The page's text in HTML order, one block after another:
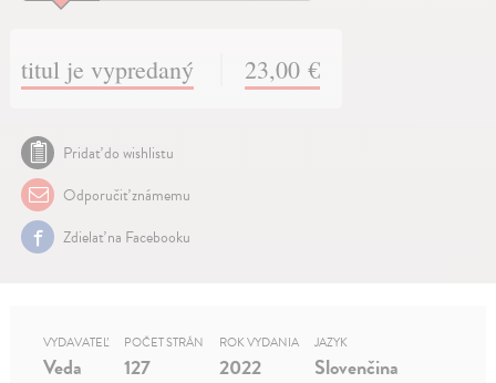
titul je vypredaný 23,00 €
Pridať do wishlistu
Odporučiť známemu
Zdielať na Facebooku
VYDAVATEĽ
Veda
POČET STRÁN
127
ROK VYDANIA
2022
JAZYK
Slovenčina